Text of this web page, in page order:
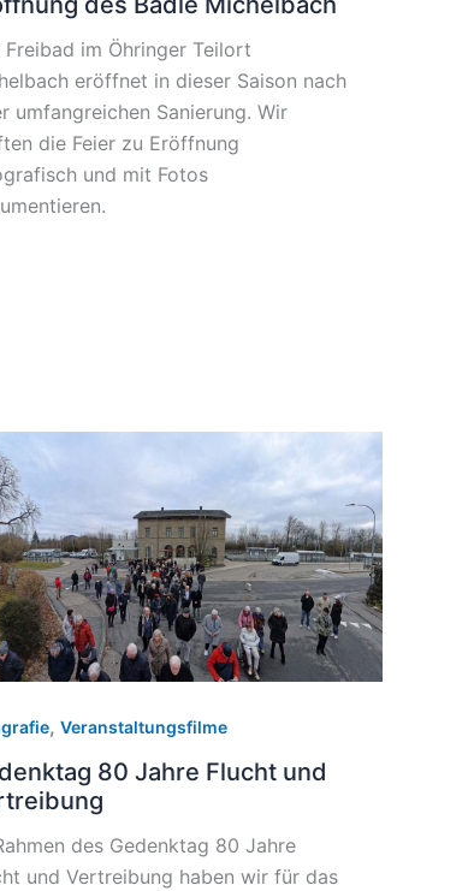
Freibad im Öhringer Teilort
eröffnet in dieser Saison nach
umfangreichen Sanierung. Wir
die Feier zu Eröffnung
und mit Fotos
,Veranstaltungsfilme
80 Jahre Flucht und
des Gedenktag 80 Jahre
und Vertreibung haben wir für das